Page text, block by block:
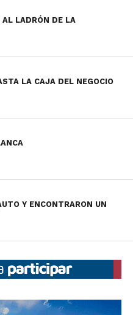
AL LADRÓN DE LA
LA CAJA DEL NEGOCIO
Y ENCONTRARON UN